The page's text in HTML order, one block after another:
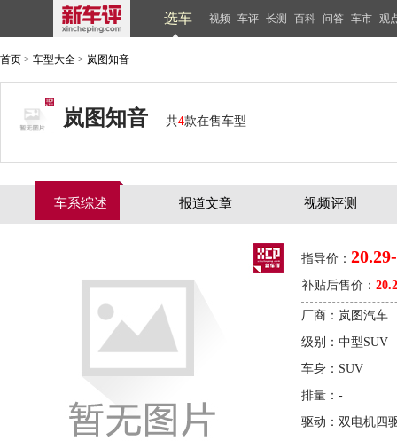
选车 视频 车评 长测 百科 问答 车市 观
首页 > 车型大全 > 岚图知音
岚图知音 共4款在售车型
车系综述 报道文章 视频评测
指导价：
补贴后售价：
厂商：岚图汽车
级别：中型SUV
车身：SUV
排量：-
驱动：双电机四